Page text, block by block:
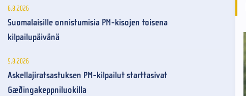
6.8.2026
Suomalaisille onnistumisia PM-kisojen toisena
kilpailupäivänä
5.8.2026
Askellajiratsastuksen PM-kilpailut starttasivat
Gæðingakeppniluokilla